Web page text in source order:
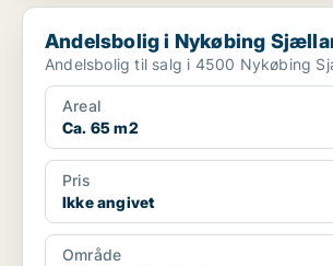
Andelsbolig i Nykøbing Sjælland
Andelsbolig i Nykøbing
Andelsbolig til salg i 4500 Nykøbing
Areal
Ca. 65 m2
Pris
Ikke angivet
Område